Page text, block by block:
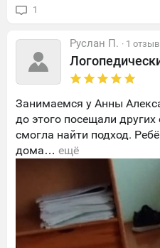
1
Руслан П. · 1 отзыв
Занимаемся у Анны
до этого посещали
смогла найти подход.
дома… ещё